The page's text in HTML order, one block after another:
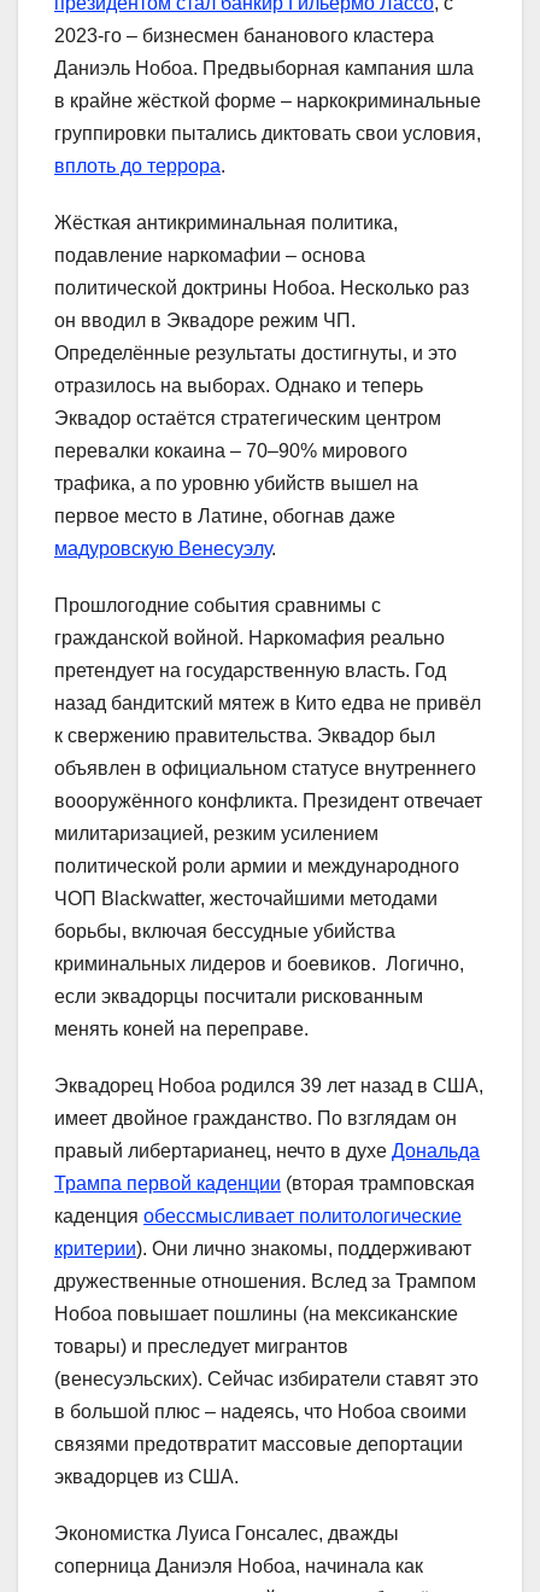
2023-го – бизнесмен бананового кластера
Даниэль Нобоа. Предвыборная кампания шла
в крайне жёсткой форме – наркокриминальные
группировки пытались диктовать свои условия,
вплоть до террора.
Жёсткая антикриминальная политика,
подавление наркомафии – основа
политической доктрины Нобоа. Несколько раз
он вводил в Эквадоре режим ЧП.
Определённые результаты достигнуты, и это
отразилось на выборах. Однако и теперь
Эквадор остаётся стратегическим центром
перевалки кокаина – 70–90% мирового
трафика, а по уровню убийств вышел на
первое место в Латине, обогнав даже
мадуровскую Венесуэлу.
Прошлогодние события сравнимы с
гражданской войной. Наркомафия реально
претендует на государственную власть. Год
назад бандитский мятеж в Кито едва не привёл
к свержению правительства. Эквадор был
объявлен в официальном статусе внутреннего
воооружённого конфликта. Президент отвечает
милитаризацией, резким усилением
политической роли армии и международного
ЧОП Blackwatter, жесточайшими методами
борьбы, включая бессудные убийства
криминальных лидеров и боевиков. Логично,
если эквадорцы посчитали рискованным
менять коней на переправе.
Эквадорец Нобоа родился 39 лет назад в США,
имеет двойное гражданство. По взглядам он
правый либертарианец, нечто в духе Дональда
Трампа первой каденции (вторая трамповская
каденция обессмысливает политологические
критерии). Они лично знакомы, поддерживают
дружественные отношения. Вслед за Трампом
Нобоа повышает пошлины (на мексиканские
товары) и преследует мигрантов
(венесуэльских). Сейчас избиратели ставят это
в большой плюс – надеясь, что Нобоа своими
связями предотвратит массовые депортации
эквадорцев из США.
Экономистка Луиса Гонсалес, дважды
соперница Даниэля Нобоа, начинала как